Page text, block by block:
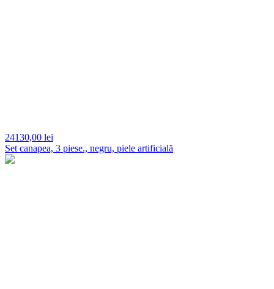
24130,00 lei
Set canapea, 3 piese., negru, piele artificială